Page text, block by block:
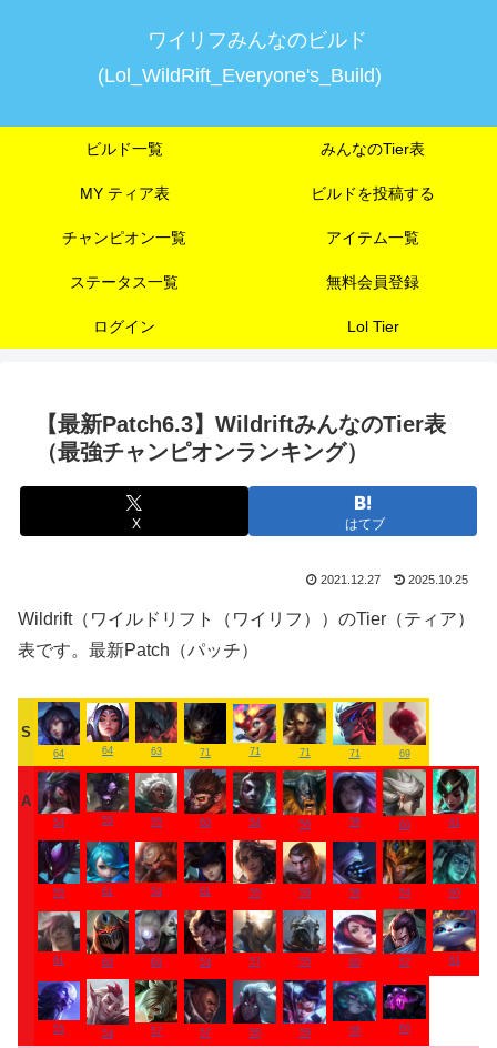
ワイリフみんなのビルド
(Lol_WildRift_Everyone's_Build)
ビルド一覧 みんなのTier表
MY ティア表 ビルドを投稿する
チャンピオン一覧 アイテム一覧
ステータス一覧 無料会員登録
ログイン Lol Tier
【最新Patch6.3】WildriftみんなのTier表
（最強チャンピオンランキング）
X はてブ
2021.12.27 2025.10.25
Wildrift（ワイルドリフト（ワイリフ））のTier（ティア）
表です。最新Patch（パッチ）
S
64 64 63 71 71 71 71 69
A
54 55 55 60 54 56 58 60 61
55 61 54 61 55 59 58 54 60
61 60 60 54 57 55 60 57 61
55 54 57 57 58 59 58 60